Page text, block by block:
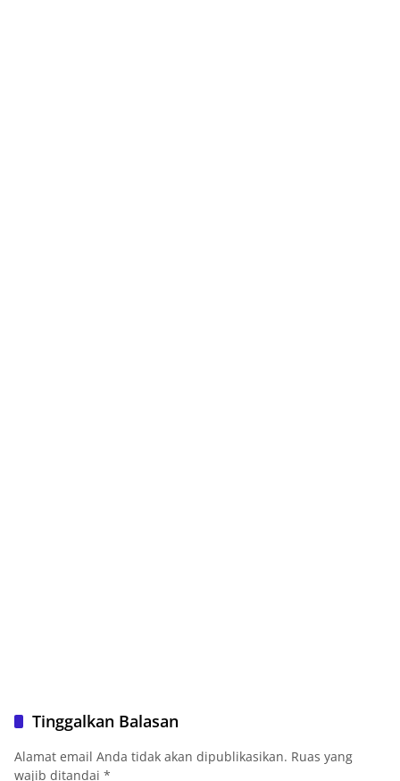
Tinggalkan Balasan
Alamat email Anda tidak akan dipublikasikan. Ruas yang
wajib ditandai *